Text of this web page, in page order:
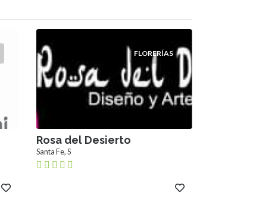
FLORERÍAS
Rosa del Desierto
Santa Fe, S